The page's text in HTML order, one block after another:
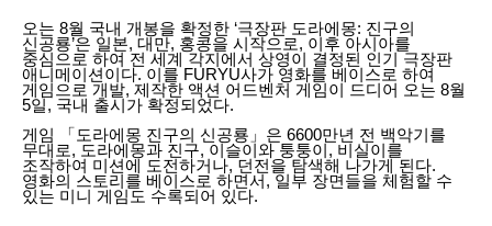
오는 8월 국내 개봉을 확정한 ‘극장판 도라에몽: 진구의
신공룡’은 일본, 대만, 홍콩을 시작으로, 이후 아시아를
중심으로 하여 전 세계 각지에서 상영이 결정된 인기 극장판
애니메이션이다. 이를 FURYU사가 영화를 베이스로 하여
게임으로 개발, 제작한 액션 어드벤처 게임이 드디어 오는 8월
5일, 국내 출시가 확정되었다.
게임 「도라에몽 진구의 신공룡」은 6600만년 전 백악기를
무대로, 도라에몽과 진구, 이슬이와 퉁퉁이, 비실이를
조작하여 미션에 도전하거나, 던전을 탐색해 나가게 된다.
영화의 스토리를 베이스로 하면서, 일부 장면들을 체험할 수
있는 미니 게임도 수록되어 있다.